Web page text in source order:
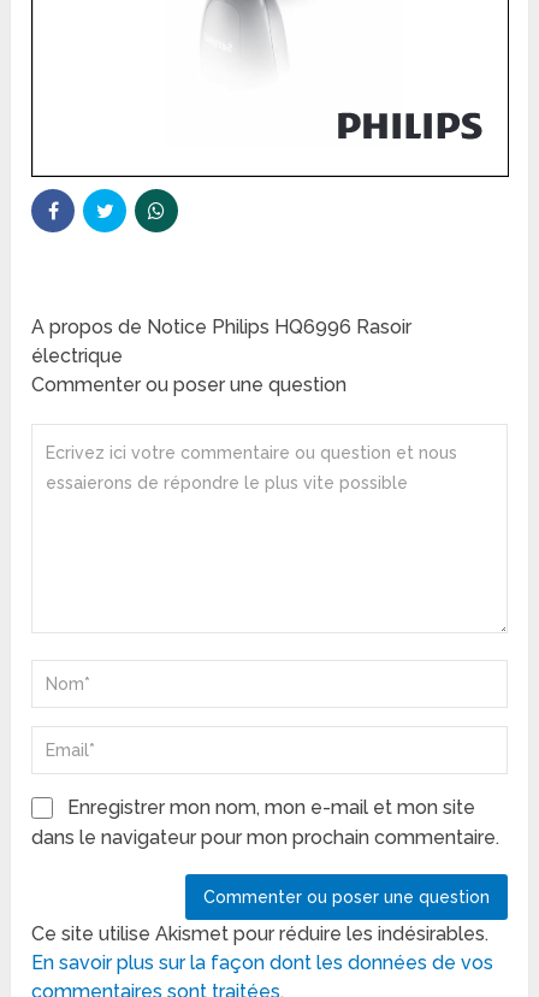
A propos de Notice Philips HQ6996 Rasoir
électrique
Commenter ou poser une question
Enregistrer mon nom, mon e-mail et mon site
dans le navigateur pour mon prochain commentaire.
Ce site utilise Akismet pour réduire les indésirables.
En savoir plus sur la façon dont les données de vos
commentaires sont traitées.